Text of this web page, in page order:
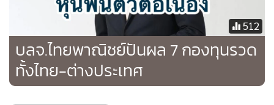
ไม่ได้รับผลกระทบจากการที่รัฐบาลจีนเข้ามาควบคุมวงการ
เทคโนโลยีมากนัก ทั้งนี้ กองทุนดังกล่าวมีให้ลงทุนในรูปแบบลด
หย่อนภาษีอย่าง กองทุน B-CHINAARFM ซึ่งเป็นกอง RMF เน้น
ลงทุนหุ้นจีน A-Share และ กอง B-CHINESSF ที่ลงทุนในหุ้นจีน
ทั่วโลก" นายเสริมศักดิ์ กล่าว
512
บลจ.ไทยพาณิชย์ปันผล 7 กองทุนรวด
ทั้งไทย-ต่างประเทศ